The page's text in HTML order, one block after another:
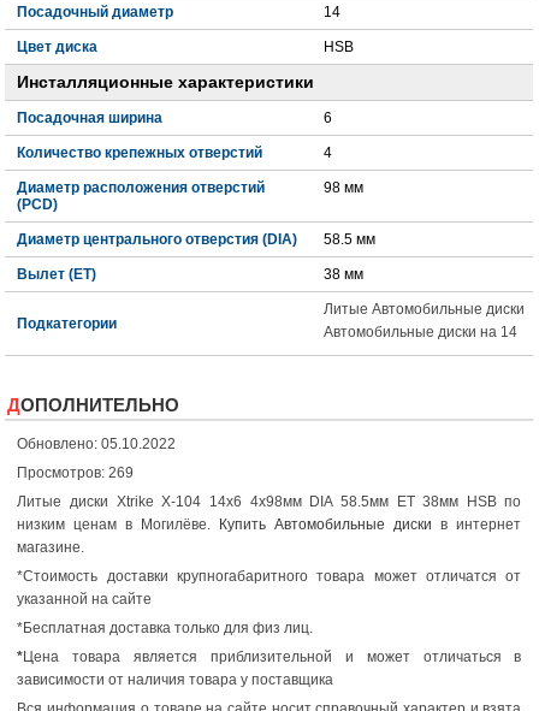
Посадочный диаметр 14
Цвет диска HSB
Инсталляционные характеристики
Посадочная ширина 6
Количество крепежных отверстий 4
Диаметр расположения отверстий
(PCD)
98 мм
Диаметр центрального отверстия (DIA) 58.5 мм
Вылет (ET) 38 мм
Подкатегории
Литые Автомобильные диски
Автомобильные диски на 14
ДОПОЛНИТЕЛЬНО
Обновлено: 05.10.2022
Просмотров: 269
Литые диски Xtrike X-104 14x6 4x98мм DIA 58.5мм ET 38мм HSB по
низким ценам в Могилёве.
Купить Автомобильные диски в интернет
магазине.
*Стоимость доставки крупногабаритного товара может отличатся от
указанной на сайте
*Бесплатная доставка только для физ лиц.
*Цена товара является приблизительной и может отличаться в
зависимости от наличия товара у поставщика